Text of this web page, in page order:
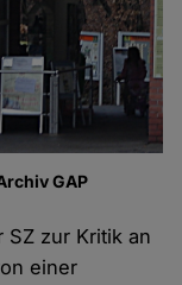
GAP
zur Kritik an
einer